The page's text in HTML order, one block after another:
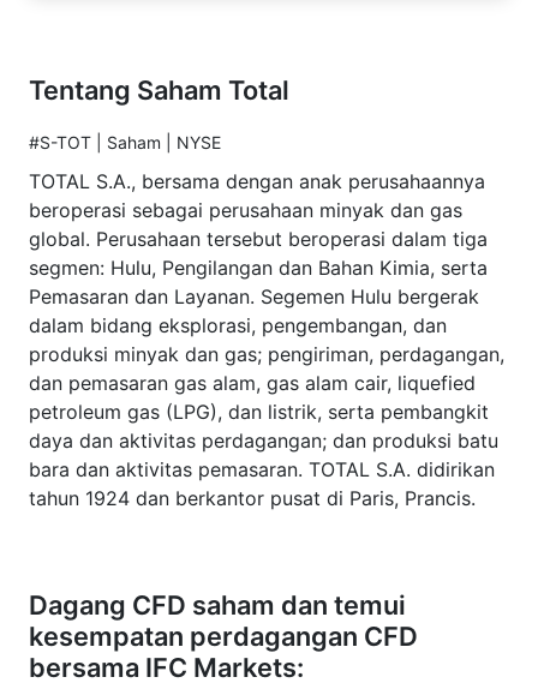
Tentang Saham Total
#S-TOT | Saham | NYSE
TOTAL S.A., bersama dengan anak perusahaannya
beroperasi sebagai perusahaan minyak dan gas
global. Perusahaan tersebut beroperasi dalam tiga
segmen: Hulu, Pengilangan dan Bahan Kimia, serta
Pemasaran dan Layanan. Segemen Hulu bergerak
dalam bidang eksplorasi, pengembangan, dan
produksi minyak dan gas; pengiriman, perdagangan,
dan pemasaran gas alam, gas alam cair, liquefied
petroleum gas (LPG), dan listrik, serta pembangkit
daya dan aktivitas perdagangan; dan produksi batu
bara dan aktivitas pemasaran. TOTAL S.A. didirikan
tahun 1924 dan berkantor pusat di Paris, Prancis.
Dagang CFD saham dan temui
kesempatan perdagangan CFD
bersama IFC Markets: